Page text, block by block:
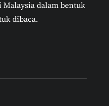
dalam bentuk
dibaca.